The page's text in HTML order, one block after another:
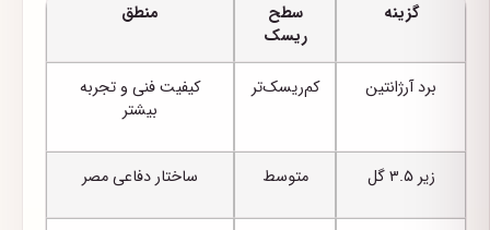
گزینه
سطح
ریسک
منطق
برد آرژانتین کم‌ریسک‌تر
کیفیت فنی و تجربه
بیشتر
زیر ۳.۵ گل متوسط ساختار دفاعی مصر